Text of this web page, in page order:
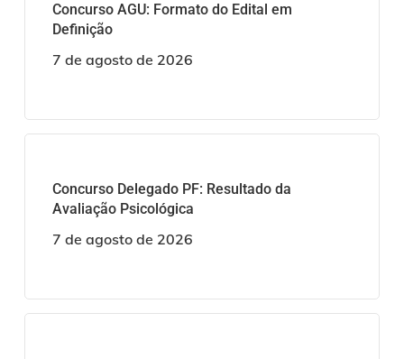
Concurso AGU: Formato do Edital em
Definição
7 de agosto de 2026
Concurso Delegado PF: Resultado da
Avaliação Psicológica
7 de agosto de 2026